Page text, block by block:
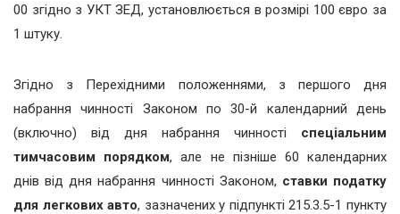
00 згідно з УКТ ЗЕД, установлюється в розмірі 100 євро за
1 штуку.
Згідно з Перехідними положеннями, з першого дня
набрання чинності Законом по 30-й календарний день
(включно) від дня набрання чинності спеціальним
тимчасовим порядком, але не пізніше 60 календарних
днів від дня набрання чинності Законом, ставки податку
для легкових авто, зазначених у підпункті 215.3.5-1 пункту